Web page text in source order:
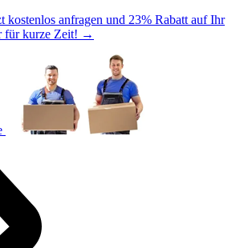
kostenlos anfragen und 23% Rabatt auf Ihr
für kurze Zeit! →